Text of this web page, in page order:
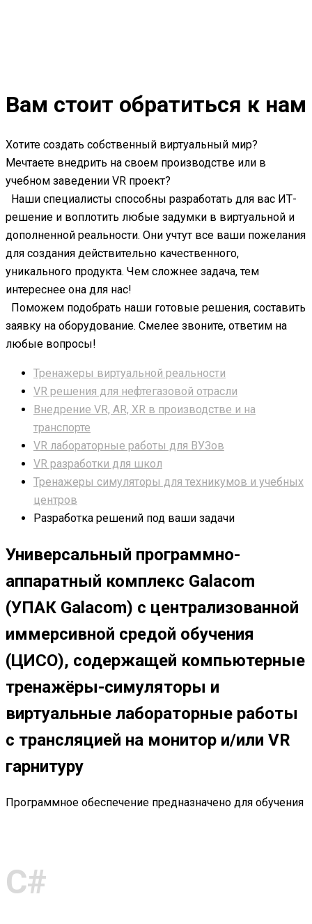
Вам стоит обратиться к нам
Хотите создать собственный виртуальный мир?
Мечтаете внедрить на своем производстве или в
учебном заведении VR проект?
Наши специалисты способны разработать для вас ИТ-
решение и воплотить любые задумки в виртуальной и
дополненной реальности. Они учтут все ваши пожелания
для создания действительно качественного,
уникального продукта. Чем сложнее задача, тем
интереснее она для нас!
Поможем подобрать наши готовые решения, составить
заявку на оборудование. Смелее звоните, ответим на
любые вопросы!
Тренажеры виртуальной реальности
VR решения для нефтегазовой отрасли
Внедрение VR, AR, XR в производстве и на
транспорте
VR лабораторные работы для ВУЗов
VR разработки для школ
Тренажеры симуляторы для техникумов и учебных
центров
Разработка решений под ваши задачи
Универсальный программно-
аппаратный комплекс Galacom
(УПАК Galacom) с централизованной
иммерсивной средой обучения
(ЦИСО), содержащей компьютерные
тренажёры-симуляторы и
виртуальные лабораторные работы
с трансляцией на монитор и/или VR
гарнитуру
Программное обеспечение предназначено для обучения
С#